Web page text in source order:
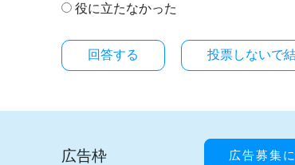
役に立たなかった
投票しないで
広告枠 広告募集